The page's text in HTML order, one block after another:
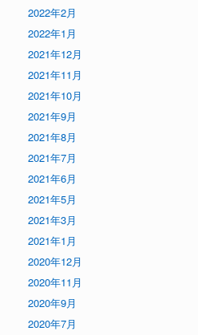
2022年2月
2022年1月
2021年12月
2021年11月
2021年10月
2021年9月
2021年8月
2021年7月
2021年6月
2021年5月
2021年3月
2021年1月
2020年12月
2020年11月
2020年9月
2020年7月